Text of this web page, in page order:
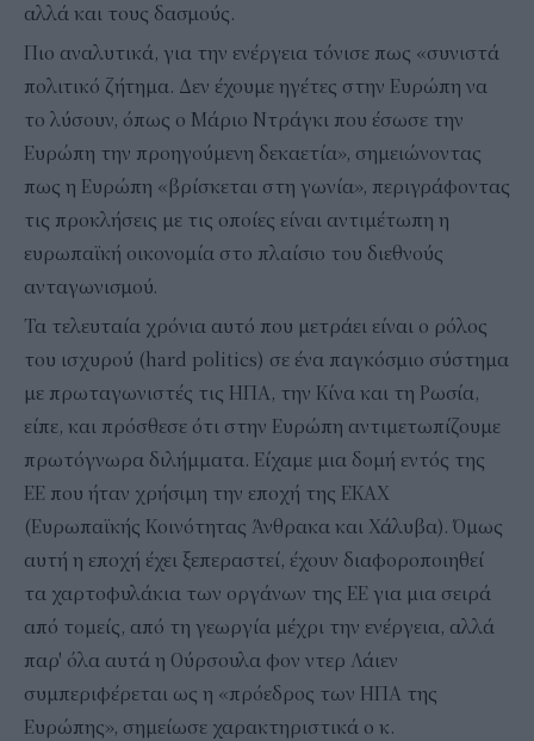
αλλά και τους δασμούς.
Πιο αναλυτικά, για την ενέργεια τόνισε πως «συνιστά
πολιτικό ζήτημα. Δεν έχουμε ηγέτες στην Ευρώπη να
το λύσουν, όπως ο Μάριο Ντράγκι που έσωσε την
Ευρώπη την προηγούμενη δεκαετία», σημειώνοντας
πως η Ευρώπη «βρίσκεται στη γωνία», περιγράφοντας
τις προκλήσεις με τις οποίες είναι αντιμέτωπη η
ευρωπαϊκή οικονομία στο πλαίσιο του διεθνούς
ανταγωνισμού.
Τα τελευταία χρόνια αυτό που μετράει είναι ο ρόλος
του ισχυρού (hard politics) σε ένα παγκόσμιο σύστημα
με πρωταγωνιστές τις ΗΠΑ, την Κίνα και τη Ρωσία,
είπε, και πρόσθεσε ότι στην Ευρώπη αντιμετωπίζουμε
πρωτόγνωρα διλήμματα. Είχαμε μια δομή εντός της
ΕΕ που ήταν χρήσιμη την εποχή της ΕΚΑΧ
(Ευρωπαϊκής Κοινότητας Άνθρακα και Χάλυβα). Όμως
αυτή η εποχή έχει ξεπεραστεί, έχουν διαφοροποιηθεί
τα χαρτοφυλάκια των οργάνων της ΕΕ για μια σειρά
από τομείς, από τη γεωργία μέχρι την ενέργεια, αλλά
παρ' όλα αυτά η Ούρσουλα φον ντερ Λάιεν
συμπεριφέρεται ως η «πρόεδρος των ΗΠΑ της
Ευρώπης», σημείωσε χαρακτηριστικά ο κ.